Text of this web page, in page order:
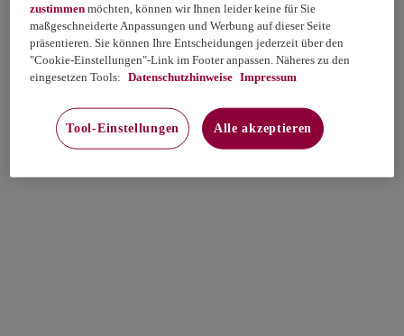
zustimmen möchten, können wir Ihnen leider keine für Sie
maßgeschneiderte Anpassungen und Werbung auf dieser Seite
präsentieren. Sie können Ihre Entscheidungen jederzeit über den
"Cookie-Einstellungen"-Link im Footer anpassen. Näheres zu den
eingesetzen Tools: Datenschutzhinweise Impressum
Tool-Einstellungen Alle akzeptieren